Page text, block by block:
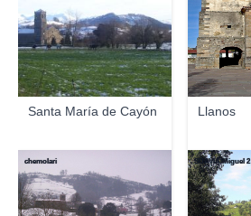
Santa María de Cayón Llanos
chemolari SUAVIA/Miguel 2